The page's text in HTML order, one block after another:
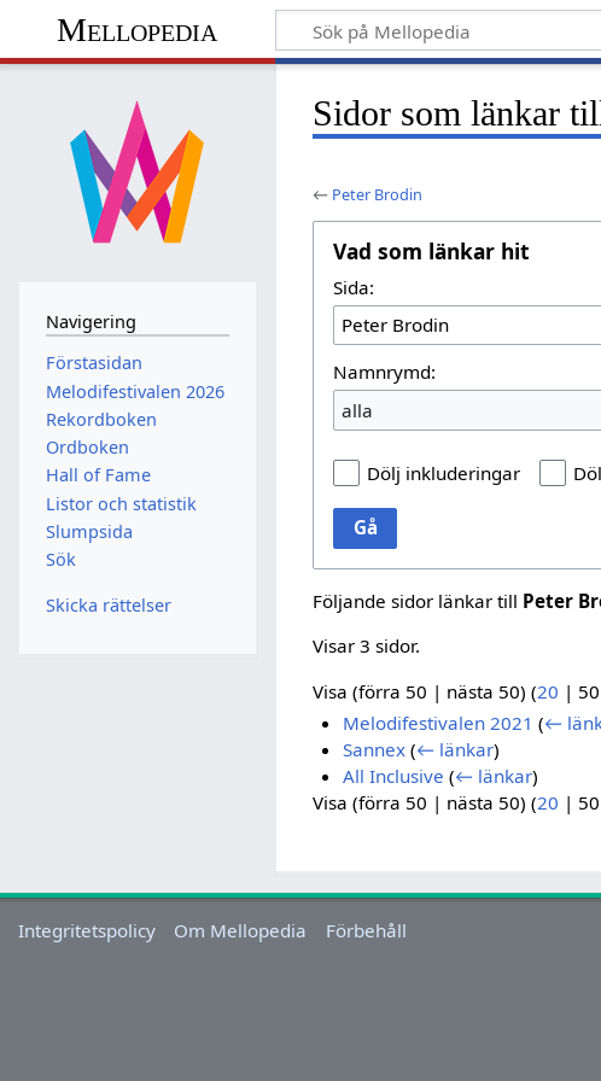
Mellopedia
Sidor som länkar
← Peter Brodin
Vad som länkar hit
Sida:
Namnrymd:
alla
Dölj inkluderingar
Gå
Följande sidor länkar till Peter
Visar 3 sidor.
Visa (förra 50 | nästa 50) (20 | 50
Melodifestivalen 2021 (←
Sannex (← länkar)
All Inclusive (← länkar)
Visa (förra 50 | nästa 50) (20 | 50
Navigering
Förstasidan
Melodifestivalen 2026
Rekordboken
Ordboken
Hall of Fame
Listor och statistik
Slumpsida
Sök
Skicka rättelser
Integritetspolicy Om Mellopedia Förbehåll